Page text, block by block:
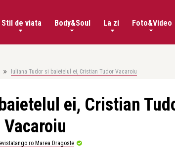
Stil de viata Body&Soul La zi Foto&Video
Iuliana Tudor si baietelul ei, Cristian Tudor Vacaroiu
ei, Cristian
Vacaroiu
Marea Dragoste